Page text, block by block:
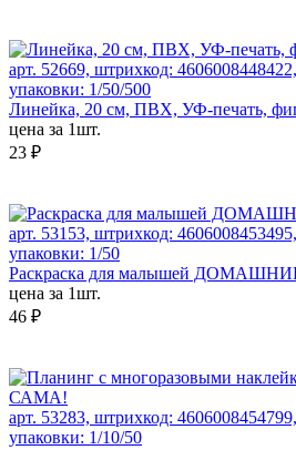
арт. 52669, штрихкод: 4606008448422,
упаковки: 1/50/500
Линейка, 20 см, ПВХ, УФ-печать,
цена за 1шт.
23 ₽
арт. 53153, штрихкод: 4606008453495,
упаковки: 1/50
Раскраска для малышей
цена за 1шт.
46 ₽
арт. 53283, штрихкод: 4606008454799,
упаковки: 1/10/50